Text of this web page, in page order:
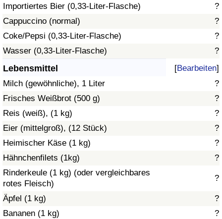
Importiertes Bier (0,33-Liter-Flasche)
?
Cappuccino (normal)
?
Coke/Pepsi (0,33-Liter-Flasche)
?
Wasser (0,33-Liter-Flasche)
?
Lebensmittel [Bearbeiten]
Milch (gewöhnliche), 1 Liter
?
Frisches Weißbrot (500 g)
?
Reis (weiß), (1 kg)
?
Eier (mittelgroß), (12 Stück)
?
Heimischer Käse (1 kg)
?
Hähnchenfilets (1kg)
?
Rinderkeule (1 kg) (oder vergleichbares
rotes Fleisch)
?
Äpfel (1 kg)
?
Bananen (1 kg)
?
Kriminalitäts-Index (aktuell)
Kriminalitäts-Index
Kriminalitätsindex nach Land
Gesundheitsversorgung
Gesundheitsversorgungs-Index (aktuell)
Gesundheitsversorgungs-Index
Gesundheitsversorgungs-Index nach Land
Umweltverschmutzung